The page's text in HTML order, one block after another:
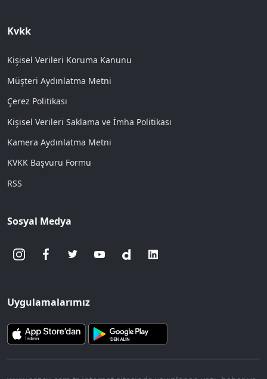
Kvkk
Kişisel Verileri Koruma Kanunu
Müşteri Aydınlatma Metni
Çerez Politikası
Kişisel Verileri Saklama ve İmha Politikası
Kamera Aydınlatma Metni
KVKK Başvuru Formu
RSS
Sosyal Medya
Uygulamalarımız